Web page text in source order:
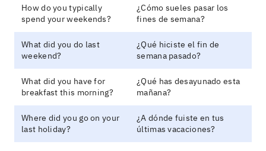
How do you typically
spend your weekends?
¿Cómo sueles pasar los
fines de semana?
What did you do last
weekend?
¿Qué hiciste el fin de
semana pasado?
What did you have for
breakfast this morning?
¿Qué has desayunado esta
mañana?
Where did you go on your
last holiday?
¿A dónde fuiste en tus
últimas vacaciones?